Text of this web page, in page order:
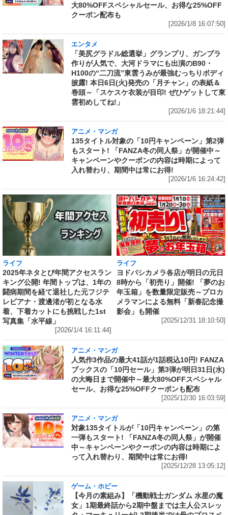
大80%OFFスペシャルセール、お得な25%OFF
クーポン配布も
[2026/1/8 16:07:50]
エンタメ
「美尻グラドル総選挙」グランプリ、ガンプラ
作りが人気で、大河ドラマにも出演のB90・
H100の“二刀流”東雲うみが最強むっちりボディ
披露! 本日6日(火)発売の「月チャン」の表紙＆
巻頭～「スケスケ衣装が目印! ぜひゲットして東
雲初めしてね!」
[2026/1/6 18:21:44]
アニメ・マンガ
135タイトル対象の「10円キャンペーン」第2弾
もスタート! 「FANZA冬の同人祭」が開催中～
キャンペーンやクーポンの内容は時期によって
入れ替わり、期間中は常にお得!
[2026/1/6 16:24:42]
ライフ
2025年ネタとぴ年間アクセスラン
キング公開! 年間トップは、1年の
闘病期間を経て退社した元フジテ
レビアナ・渡邊渚が初となる水
着、下着カットにも挑戦した1st
写真集「水平線」
[2026/1/4 16:11:44]
ライフ
ヨドバシカメラ各店が明日の元日
8時から「初売り」開催! 「夢のお
年玉箱」を数量限定販売～プロカ
メラマンによる無料「新春記念撮
影会」も開催
[2025/12/31 18:10:50]
アニメ・マンガ
人気作3作品の最大41話が1話税込10円! FANZA
ブックスの「10円セール」第3弾が明日31日(水)
の大晦日まで開催中～最大80%OFFスペシャル
セール、お得な25%OFFクーポンも配布
[2025/12/30 16:03:59]
アニメ・マンガ
対象135タイトルが「10円キャンペーン」の第
一弾もスタート! 「FANZA冬の同人祭」が開催
中～キャンペーンやクーポンの内容は時期によ
って入れ替わり、期間中は常にお得!
[2025/12/28 13:05:12]
ゲーム・ホビー
【今月の素組み】「機動戦士ガンダム 水星の魔
女」1期最終話から2期中盤までは主人公スレッ